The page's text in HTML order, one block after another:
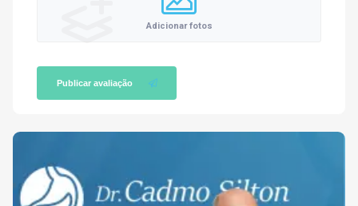
Adicionar fotos
Publicar avaliação